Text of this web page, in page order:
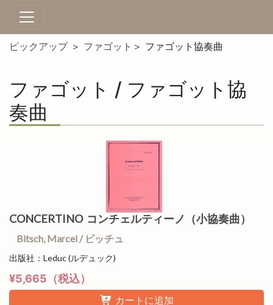
ピックアップ ＞ ファゴット ＞ ファゴット協奏曲
ファゴット / ファゴット協
奏曲
CONCERTINO コンチェルティーノ（小協奏曲）
Bitsch, Marcel / ビッチュ
出版社：Leduc (ルデュック)
¥5,665（税込）
カートに追加